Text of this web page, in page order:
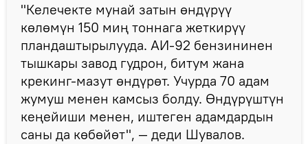
"Келечекте мунай затын өндүрүү
көлөмүн 150 миң тоннага жеткирүү
пландаштырылууда. АИ-92 бензининен
тышкары завод гудрон, битум жана
крекинг-мазут өндүрөт. Учурда 70 адам
жумуш менен камсыз болду. Өндүрүштүн
кеңейиши менен, иштеген адамдардын
саны да көбөйөт", — деди Шувалов.